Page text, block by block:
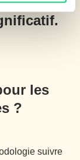
les
?
suivre